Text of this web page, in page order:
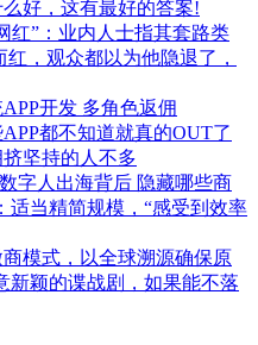
好，这有最好的答案!
红”：业内人士指其套路类
，观众都以为他隐退了，
开发 多角色返佣
都不知道就真的OUT了
坚持的人不多
字人出海背后 隐藏哪些商
适当精简规模，“感受到效率
模式，以全球溯源确保原
新颖的谍战剧，如果能不落